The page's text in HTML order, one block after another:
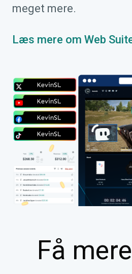
meget mere.
Læs mere om Web
Få